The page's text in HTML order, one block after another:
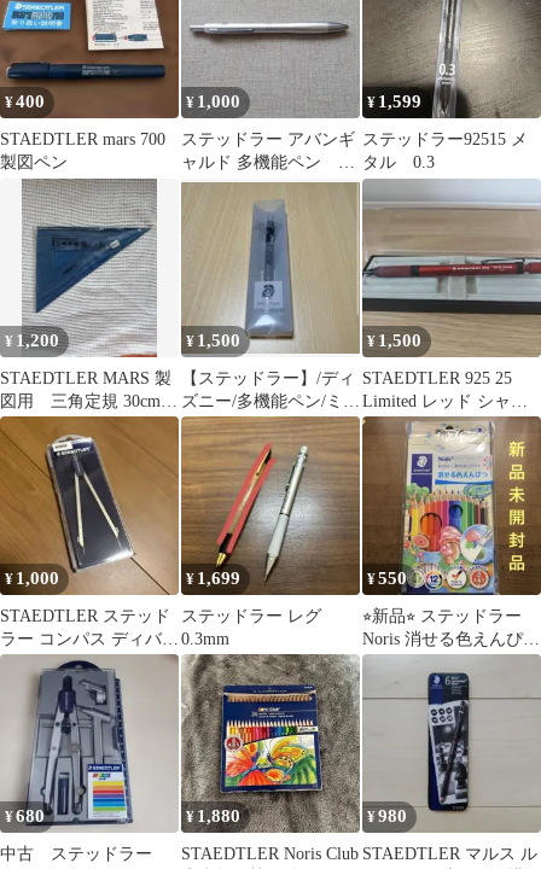
¥400
STAEDTLER mars 700
製図ペン
¥ 1,000
ステッドラー アバンギ
ャルド 多機能ペン 4
機能搭載 ●一本インク
¥ 1,599
ステッドラー92515 メ
タル 0.3
¥ 1,200
STAEDTLER MARS 製
図用 三角定規 30cm型
964 30
¥ 1,500
【ステッドラー】/ディ
ズニー/多機能ペン/ミッ
キー/ブラック/文房具/
ボールペン
¥ 1,500
STAEDTLER 925 25
Limited レッド シャー
プペンシル
¥ 1,000
STAEDTLER ステッド
ラー コンパス ディバイ
ダー 559 55SKJN
¥ 1,699
ステッドラー レグ
0.3mm
¥550
⭐︎新品⭐︎ ステッドラー
Noris 消せる色えんぴつ
12色
¥680
中古 ステッドラー
¥1,880
STAEDTLER Noris Club
¥980
STAEDTLER マルス ル